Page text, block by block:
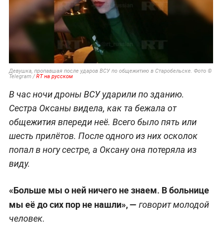
Девушка, пропавшая после ударов ВСУ по общежитию в Старобельске. Фото ©
Telegram /RT на русском
В час ночи дроны ВСУ ударили по зданию.
Сестра Оксаны видела, как та бежала от
общежития впереди неё. Всего было пять или
шесть прилётов. После одного из них осколок
попал в ногу сестре, а Оксану она потеряла из
виду.
«Больше мы о ней ничего не знаем. В больнице
мы её до сих пор не нашли», — говорит молодой
человек.